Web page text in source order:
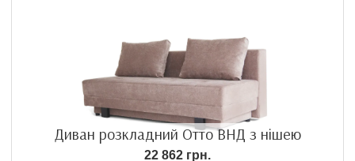
Диван розкладний Отто ВНД з нішею
22 862 грн.